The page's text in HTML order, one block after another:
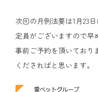
次回の月例法要は1月23日
定員がございますので早
事前ご予約を頂いており
くださればと思います。